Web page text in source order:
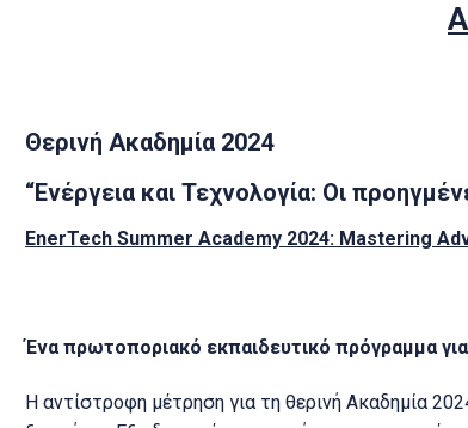
Θερινή Ακαδημία 2024
“Ενέργεια και Τεχνολογία: Οι
EnerTech Summer Academy 2024: Mastering
Ένα πρωτοποριακό εκπαιδευτικό πρόγραμμα
Η αντίστροφη μέτρηση για τη θερινή Ακαδημία